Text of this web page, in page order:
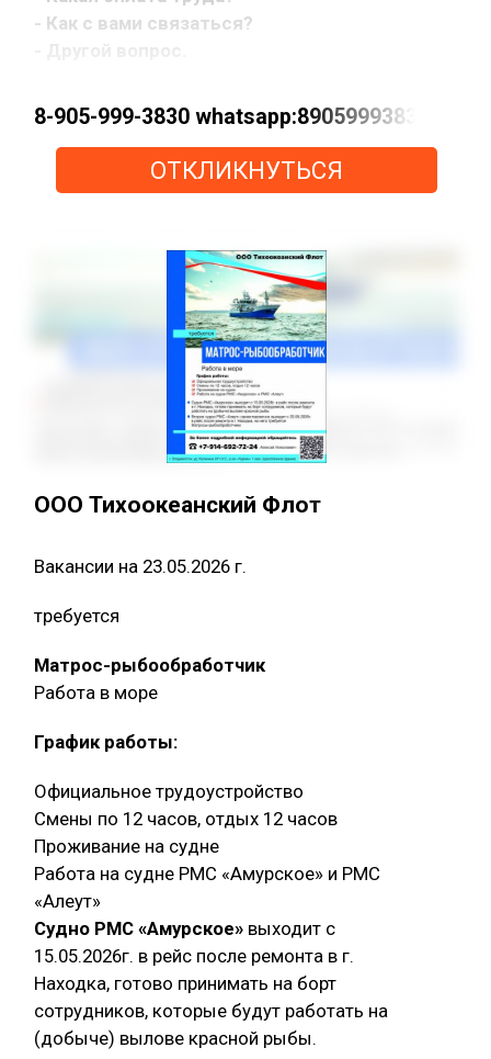
- Как с вами связаться?
8-905-999-3830 whatsapp:89059993830
ОТКЛИКНУТЬСЯ
ООО Тихоокеанский Флот
Вакансии на 23.05.2026 г.
требуется
Матрос-рыбообработчик
Работа в море
График работы:
Официальное трудоустройство
Смены по 12 часов, отдых 12 часов
Проживание на судне
Работа на судне РМС «Амурское» и РМС
«Алеут»
Судно РМС «Амурское» выходит с
15.05.2026г. в рейс после ремонта в г.
Находка, готово принимать на борт
сотрудников, которые будут работать на
(добыче) вылове красной рыбы.